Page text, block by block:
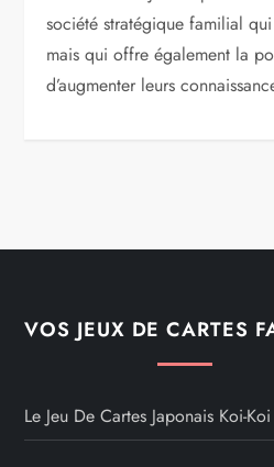
société stratégique familial
mais qui offre également la
d’augmenter leurs
VOS JEUX DE CARTES
Le Jeu De Cartes Japonais Koi-Koi